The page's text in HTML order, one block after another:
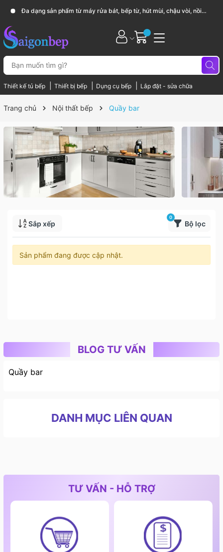
Đa dạng sản phẩm từ máy rửa bát, bếp từ, hút mùi, chậu vòi, nồi
chảo...
Thiết kế tủ bếp Thiết bị bếp Dụng cụ bếp Lắp đặt - sửa chữa
Trang chủ Nội thất bếp Quầy bar
Sắp xếp Bộ lọc
0
Sản phẩm đang được cập nhật.
BLOG TƯ VẤN
Quầy bar
DANH MỤC LIÊN QUAN
TƯ VẤN - HỖ TRỢ